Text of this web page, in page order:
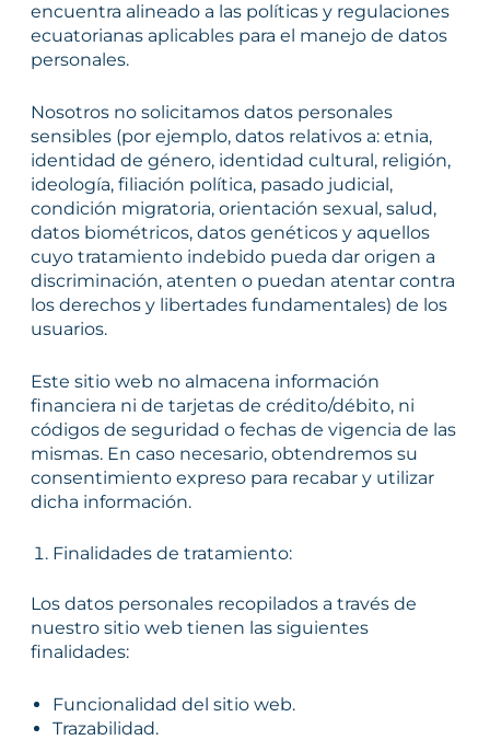
encuentra alineado a las políticas y regulaciones
ecuatorianas aplicables para el manejo de datos
personales.
Nosotros no solicitamos datos personales
sensibles (por ejemplo, datos relativos a: etnia,
identidad de género, identidad cultural, religión,
ideología, filiación política, pasado judicial,
condición migratoria, orientación sexual, salud,
datos biométricos, datos genéticos y aquellos
cuyo tratamiento indebido pueda dar origen a
discriminación, atenten o puedan atentar contra
los derechos y libertades fundamentales) de los
usuarios.
Este sitio web no almacena información
financiera ni de tarjetas de crédito/débito, ni
códigos de seguridad o fechas de vigencia de las
mismas. En caso necesario, obtendremos su
consentimiento expreso para recabar y utilizar
dicha información.
Finalidades de tratamiento:
Los datos personales recopilados a través de
nuestro sitio web tienen las siguientes
finalidades:
Funcionalidad del sitio web.
Trazabilidad.